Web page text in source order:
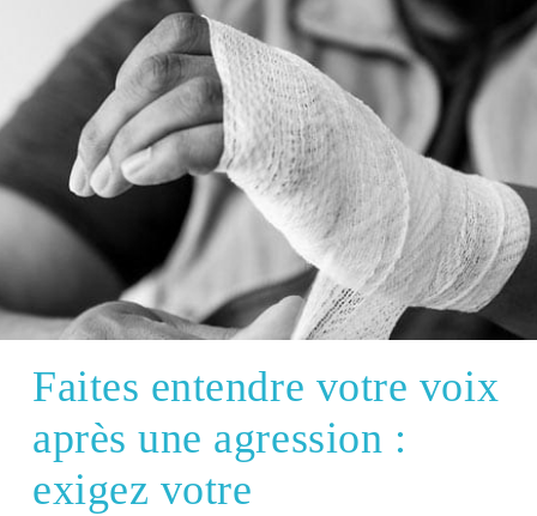
Faites entendre votre voix
après une agression :
exigez votre